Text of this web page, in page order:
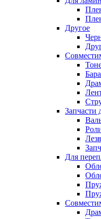
Другое
Запчасти
Для